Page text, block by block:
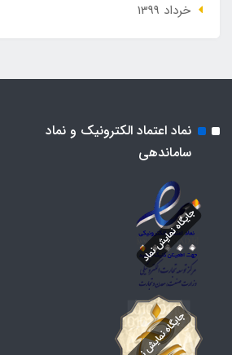
خرداد 1399
نماد اعتماد الکترونیک و نماد
ساماندهی